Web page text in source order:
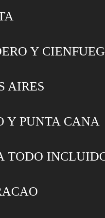
Y
AIRES
Y PUNTA CANA
TODO